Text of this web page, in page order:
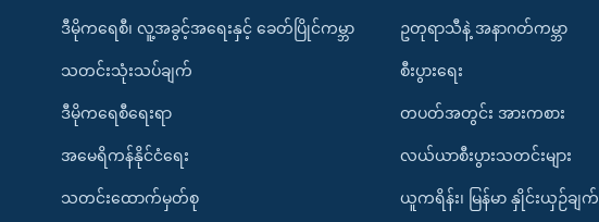
ဒီမိုကရေစီ၊ လူ့အခွင့်အရေးနှင့် ခေတ်ပြိုင်ကမ္ဘာ
သတင်းသုံးသပ်ချက်
ဒီမိုကရေစီရေးရာ
အမေရိကန်နိုင်ငံရေး
သတင်းထောက်မှတ်စု
ဥတုရာသီနဲ့ အနာဂတ်ကမ္ဘာ
စီးပွားရေး
တပတ်အတွင်း အားကစား
လယ်ယာစီးပွားသတင်းများ
ယူကရိန်း၊ မြန်မာ နှိုင်းယှဉ်ချက်